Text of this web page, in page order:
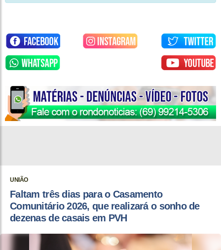
UNIÃO
Faltam três dias para o Casamento
Comunitário 2026, que realizará o sonho de
dezenas de casais em PVH